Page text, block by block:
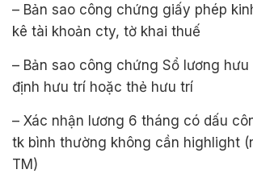
– Bản sao công chứng giấy phép
kê tài khoản cty, tờ khai thuế
– Bản sao công chứng Sổ lương
định hưu trí hoặc thẻ hưu trí
– Xác nhận lương 6 tháng có dấu
tk bình thường không cần highlight
TM)